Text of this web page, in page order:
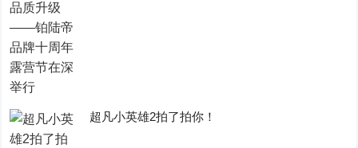
超凡小英雄2拍了拍你！